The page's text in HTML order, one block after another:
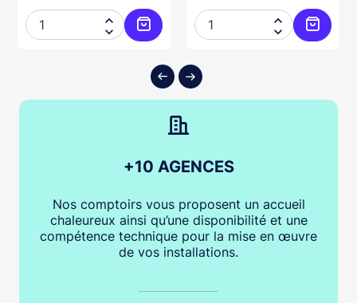
au panier


Ajouter au panier


+10 AGENCES
Nos comptoirs vous proposent un accueil
chaleureux ainsi qu’une disponibilité et une
compétence technique pour la mise en œuvre
de vos installations.